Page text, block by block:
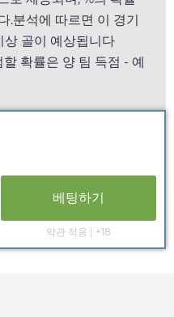
.분석에 따르면 이 경기
상 골이 예상됩니다
확률은 양 팀 득점 - 예
베팅하기
약관 적용 | +18